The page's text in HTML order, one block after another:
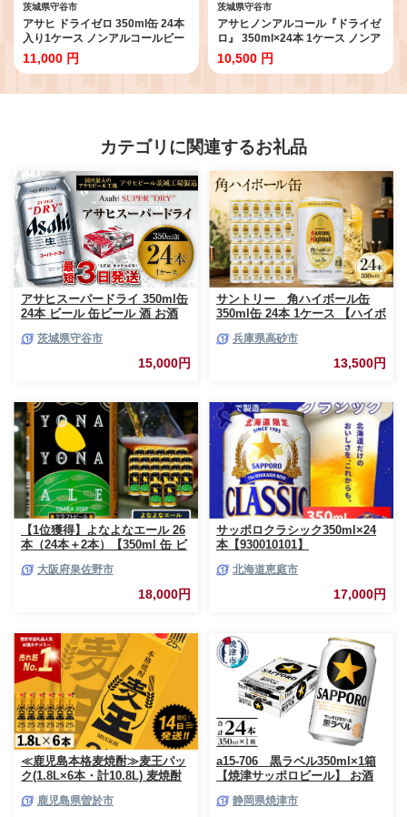
茨城県守谷市
アサヒ ドライゼロ 350ml缶 24本
入り1ケース ノンアルコールビー
ル ノンアルコール ノンアル ノン
アルビール 糖質ゼロ 糖質 糖質制
フト 茨城県 守谷市
11,000 円
茨城県守谷市
アサヒノンアルコール『ドライゼ
ロ』 350ml×24本 1ケース ノンア
ルコールビール ノンアルビール
糖質ゼロ 糖質 糖質制限 カロリー
茨城県 守谷市
10,500 円
カテゴリに関連するお礼品
アサヒスーパードライ 350ml缶
24本 ビール 缶ビール 酒 お酒
茨城県守谷市
15,000円
サントリー 角ハイボール缶
350ml缶 24本 1ケース 【ハイボ
県 高砂市 ふるさと納税】
兵庫県高砂市
13,500円
【1位獲得】よなよなエール 26
本（24本＋2本）【350ml 缶 ビ
み比べ 晩酌 高評価 家計応援 特
別規格 ヤッホーブルーイング】
大阪府泉佐野市
18,000円
サッポロクラシック350ml×24
本【930010101】
北海道恵庭市
17,000円
≪鹿児島本格麦焼酎≫麦王パッ
ク(1.8L×6本・計10.8L) 麦焼酎
v02鹿児島県曽於市
a15-706 黒ラベル350ml×1箱
【焼津サッポロビール】 お酒
ッポロ サッポロビール 黒ラベ
静岡県焼津市